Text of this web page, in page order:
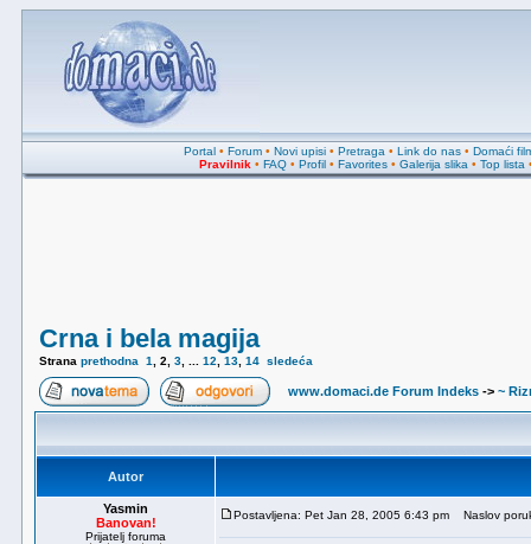
Portal• Forum• Novi upisi• Pretraga • Link do nas• Domaći
Pravilnik • FAQ • Profil • Favorites • Galerija slika • Top lista
Crna i bela magija
Strana prethodna 1 2 3 12 13 14 sledeća
www.domaci.de Forum Indeks -> ~
Autor
Yasmin
Banovan!
Prijatelj foruma
Postavljena: Pet Jan 28, 2005 6:43 pm Naslov